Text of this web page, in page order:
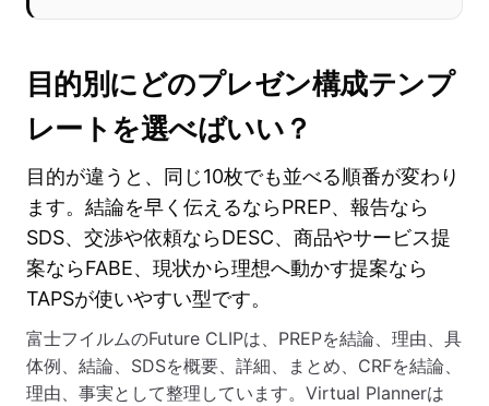
目的別にどのプレゼン構成テンプ
レートを選べばいい？
目的が違うと、同じ10枚でも並べる順番が変わり
ます。結論を早く伝えるならPREP、報告なら
SDS、交渉や依頼ならDESC、商品やサービス提
案ならFABE、現状から理想へ動かす提案なら
TAPSが使いやすい型です。
富士フイルムのFuture CLIPは、PREPを結論、理由、具
体例、結論、SDSを概要、詳細、まとめ、CRFを結論、
理由、事実として整理しています。Virtual Plannerは